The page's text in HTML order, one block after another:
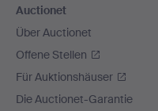
Auctionet
Über Auctionet
Offene Stellen
Für Auktionshäuser
Die Auctionet-Garantie